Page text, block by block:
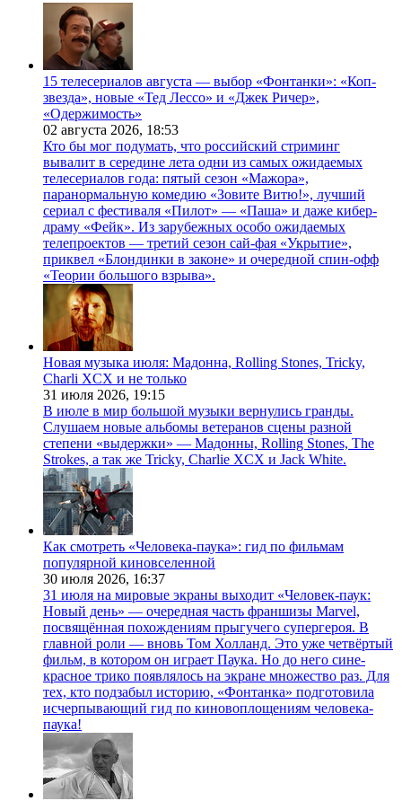
15 телесериалов августа — выбор «Фонтанки»: «Коп-
звезда», новые «Тед Лессо» и «Джек Ричер»,
«Одержимость»
02 августа 2026, 18:53
Кто бы мог подумать, что российский стриминг
вывалит в середине лета одни из самых ожидаемых
телесериалов года: пятый сезон «Мажора»,
паранормальную комедию «Зовите Витю!», лучший
сериал с фестиваля «Пилот» — «Паша» и даже кибер-
драму «Фейк». Из зарубежных особо ожидаемых
телепроектов — третий сезон сай-фая «Укрытие»,
приквел «Блондинки в законе» и очередной спин-офф
«Теории большого взрыва».
Новая музыка июля: Мадонна, Rolling Stones, Tricky,
Charli XCX и не только
31 июля 2026, 19:15
В июле в мир большой музыки вернулись гранды.
Слушаем новые альбомы ветеранов сцены разной
степени «выдержки» — Мадонны, Rolling Stones, The
Strokes, а так же Tricky, Charlie XCX и Jack White.
Как смотреть «Человека-паука»: гид по фильмам
популярной киновселенной
30 июля 2026, 16:37
31 июля на мировые экраны выходит «Человек-паук:
Новый день» — очередная часть франшизы Marvel,
посвящённая похождениям прыгучего супергероя. В
главной роли — вновь Том Холланд. Это уже четвёртый
фильм, в котором он играет Паука. Но до него сине-
красное трико появлялось на экране множество раз. Для
тех, кто подзабыл историю, «Фонтанка» подготовила
исчерпывающий гид по киновоплощениям человека-
паука!